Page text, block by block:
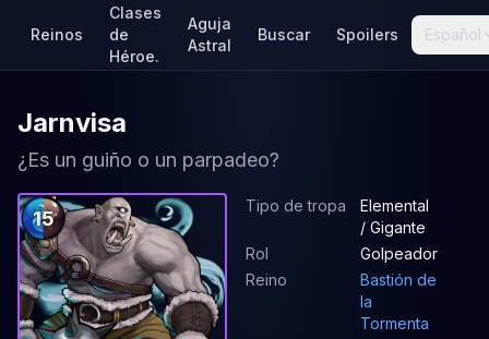
Reinos
Clases
de
Héroe.
Aguja
Astral
Buscar Spoilers Español
Jarnvisa
¿Es un guiño o un parpadeo?
15
Tipo de tropa
Elemental
/ Gigante
Rol
Golpeador
Reino
Bastión de
la
Tormenta